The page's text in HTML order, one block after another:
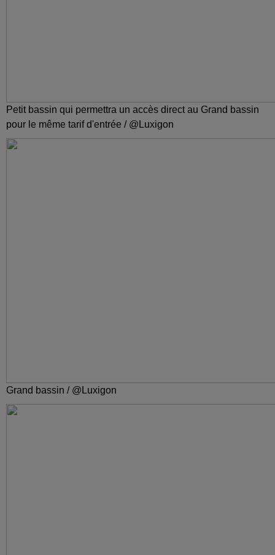
Petit bassin qui permettra un accès direct au Grand bassin
pour le même tarif d'entrée / @Luxigon
Grand bassin / @Luxigon